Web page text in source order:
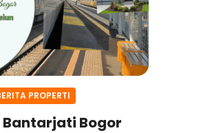
PROPERTI
Bantarjati Bogor